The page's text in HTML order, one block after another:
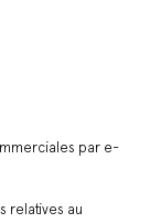
par e-
relatives au